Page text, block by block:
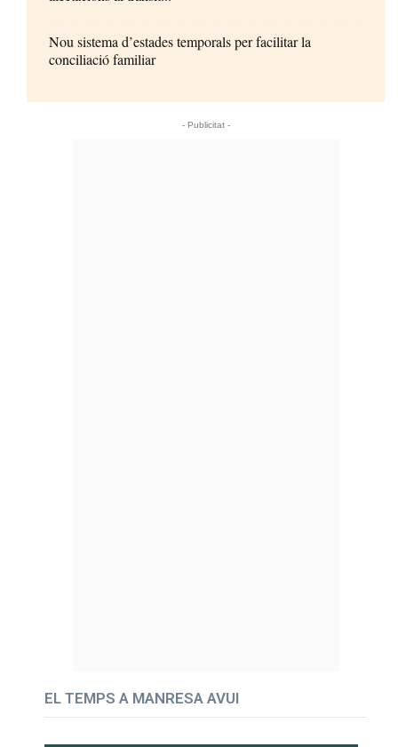
Nou sistema d’estades temporals per facilitar la
conciliació familiar
- Publicitat -
EL TEMPS A MANRESA AVUI